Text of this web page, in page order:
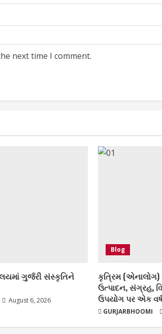
next time I comment.
ગુર્જરી સંસ્કૃતિને
August 6, 2026
Blog
કૃત્રિમ (એનાલોગ)
ઉત્પાદન, સંગ્રહ,
ઉપયોગ પર એક
GURJARBHOOMI